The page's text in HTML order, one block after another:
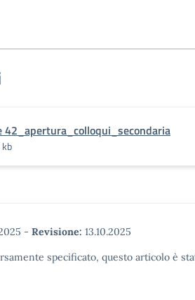
42_apertura_colloqui_secondaria
- Revisione: 13.10.2025
specificato, questo articolo è